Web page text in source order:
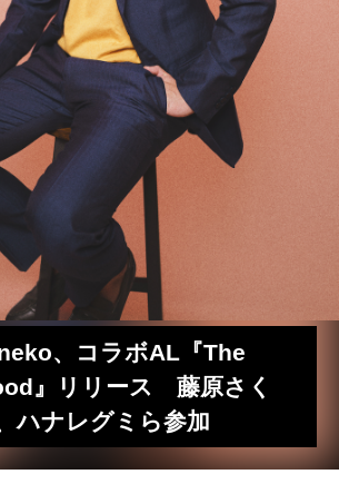
、コラボAL『The
』リリース 藤原さく
ハナレグミら参加